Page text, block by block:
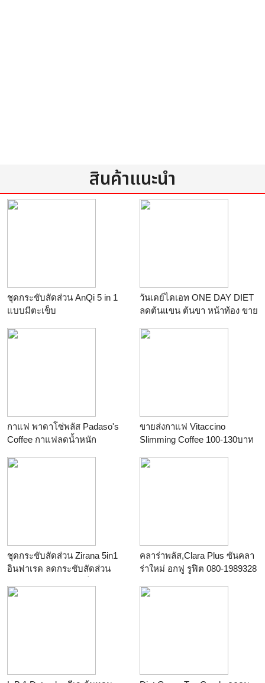
สินค้าแนะนำ
ชุดกระชับสัดส่วน AnQi 5 in 1
แบบมีตะเข็บ
วันเดย์ไดเอท ONE DAY DIET
ลดต้นแขน ต้นขา หน้าท้อง ขาย
กาแฟ พาดาโซ่พลัส Padaso's
Coffee กาแฟลดน้ำหนัก
ขายส่งกาแฟ Vitaccino
Slimming Coffee 100-130บาท
ชุดกระชับสัดส่วน Zirana 5in1
อินฟาเรด ลดกระชับสัดส่วน
คลาร่าพลัส,Clara Plus ซันคลา
ร่าใหม่ อกฟู รูฟิต 080-1989328